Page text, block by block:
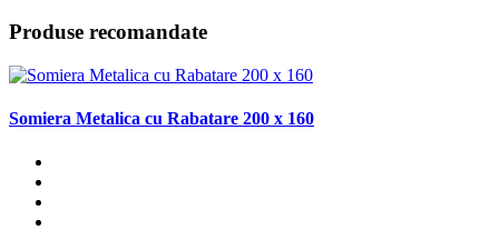
Produse recomandate
Somiera Metalica cu Rabatare 200 x 160